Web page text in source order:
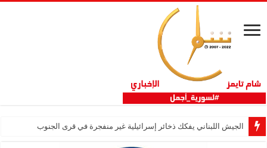
الجيش اللبناني يفكك ذخائر إسرائيلية غير منفجرة في قرى الجنوب